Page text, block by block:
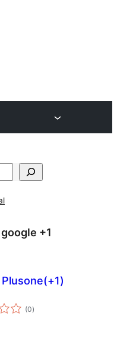
google +1
(0загальний
рейтинг
)